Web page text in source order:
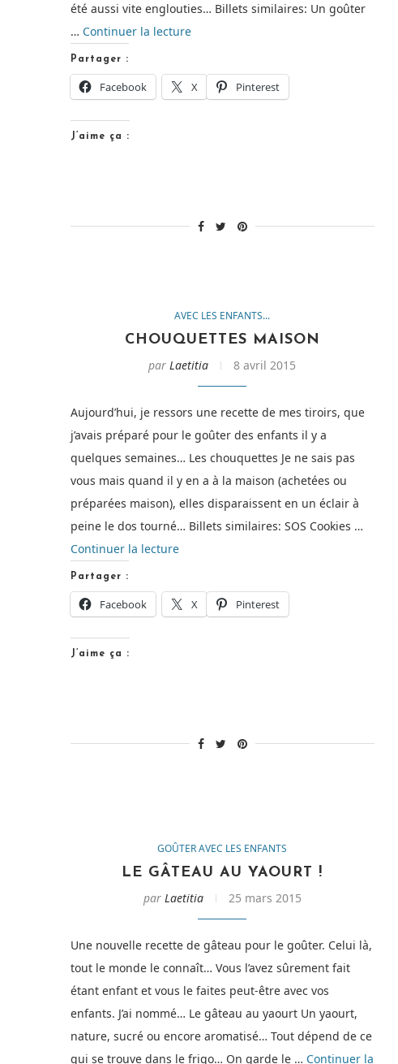
été aussi vite englouties… Billets similaires: Un goûter
… Continuer la lecturede
au
chocolat
Partager :
Facebook X Pinterest
J’aime ça :
AVEC LES ENFANTS...
CHOUQUETTES MAISON
parLaetitia 8 avril 2015
Aujourd’hui, je ressors une recette de mes tiroirs, que
j’avais préparé pour le goûter des enfants il y a
quelques semaines… Les chouquettes Je ne sais pas
vous mais quand il y en a à la maison (achetées ou
préparées maison), elles disparaissent en un éclair à
peine le dos tourné… Billets similaires: SOS Cookies …
Continuer la lecturede
Maison »
Partager :
Facebook X Pinterest
J’aime ça :
GOÛTER AVEC LES ENFANTS
LE GÂTEAU AU YAOURT !
par Laetitia 25 mars 2015
Une nouvelle recette de gâteau pour le goûter. Celui là,
tout le monde le connaît… Vous l’avez sûrement fait
étant enfant et vous le faites peut-être avec vos
enfants. J’ai nommé… Le gâteau au yaourt Un yaourt,
nature, sucré ou encore aromatisé… Tout dépend de ce
qui se trouve dans le frigo… On garde le … Continuer la